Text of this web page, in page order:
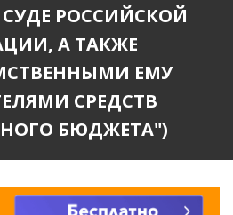
РОССИЙСКОЙ
А ТАКЖЕ
ЕМУ
СРЕДСТВ
БЮДЖЕТА")